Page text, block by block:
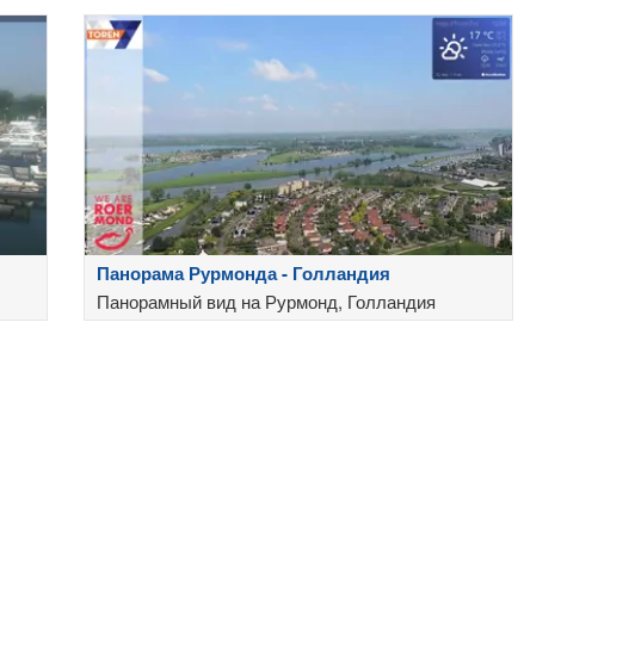
Панорама Рурмонда - Голландия
Панорамный вид на Рурмонд, Голландия